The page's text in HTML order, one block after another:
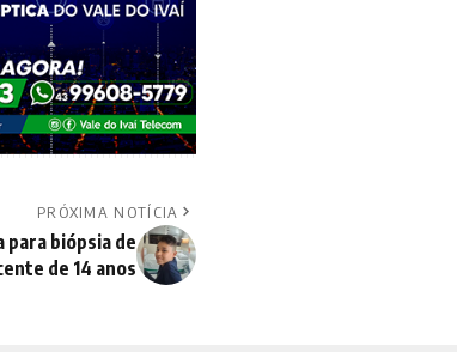
PRÓXIMA NOTÍCIA
para biópsia de
de 14 anos